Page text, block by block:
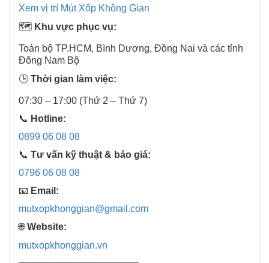
Xem vị trí Mút Xốp Không Gian
🗺️ Khu vực phục vụ:
Toàn bộ TP.HCM, Bình Dương, Đồng Nai và các tỉnh
Đông Nam Bộ
🕒 Thời gian làm việc:
07:30 – 17:00 (Thứ 2 – Thứ 7)
📞 Hotline:
0899 06 08 08
📞 Tư vấn kỹ thuật & báo giá:
0796 06 08 08
📧 Email:
mutxopkhonggian@gmail.com
🌐Website:
mutxopkhonggian.vn